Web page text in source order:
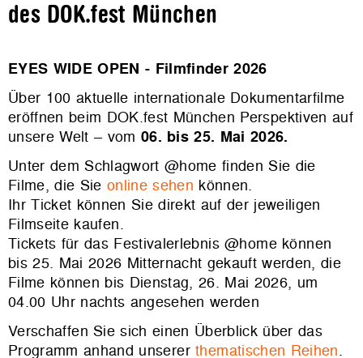
des DOK.fest München
EYES WIDE OPEN - Filmfinder 2026
Über 100 aktuelle internationale Dokumentarfilme
eröffnen beim DOK.fest München Perspektiven auf
unsere Welt – vom 06. bis 25. Mai 2026.
Unter dem Schlagwort @home finden Sie die
Filme, die Sie online sehen können.
Ihr Ticket können Sie direkt auf der jeweiligen
Filmseite kaufen.
Tickets für das Festivalerlebnis @home können
bis 25. Mai 2026 Mitternacht gekauft werden, die
Filme können bis Dienstag, 26. Mai 2026, um
04.00 Uhr nachts angesehen werden
Verschaffen Sie sich einen Überblick über das
Programm anhand unsererthematischen Reihen.